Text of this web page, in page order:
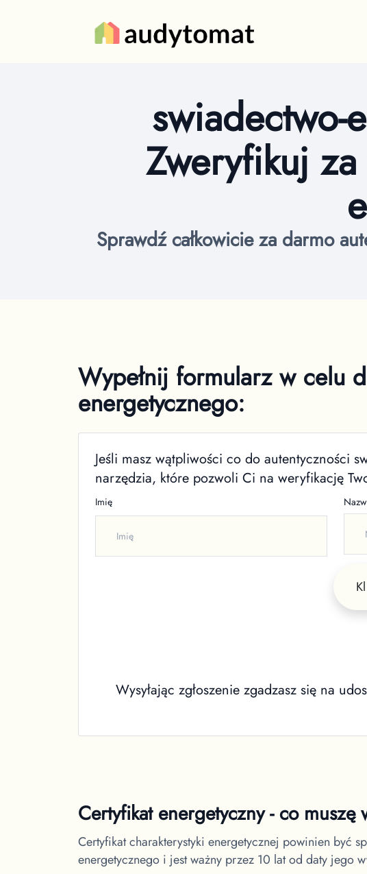
swiadectwo-
Zweryfikuj
Sprawdź całkowicie za darmo
Wypełnij formularz w celu
energetycznego:
Jeśli masz wątpliwości co do autentyczności
narzędzia, które pozwoli Ci na weryfikację
Imię
Wysyłając zgłoszenie zgadzasz się na
Certyfikat energetyczny - co muszę
Certyfikat charakterystyki energetycznej powinien być
energetycznego i jest ważny przez 10 lat od daty jego